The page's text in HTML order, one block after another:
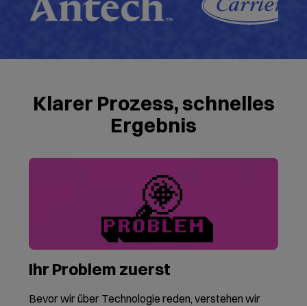
Klarer Prozess, schnelles
Ergebnis
Ihr Problem zuerst
Bevor wir über Technologie reden, verstehen wir